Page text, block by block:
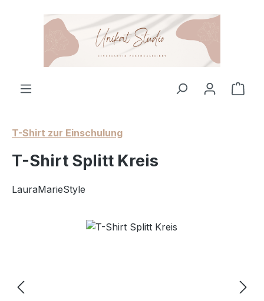
Zum Hauptinhalt springen
T-Shirt zur Einschulung
T-Shirt Splitt Kreis
LauraMarieStyle
Bildergalerie überspringen